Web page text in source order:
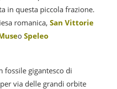
in questa piccola frazione.
romanica, San Vittorie
o Speleo
fossile gigantesco di
via delle grandi orbite